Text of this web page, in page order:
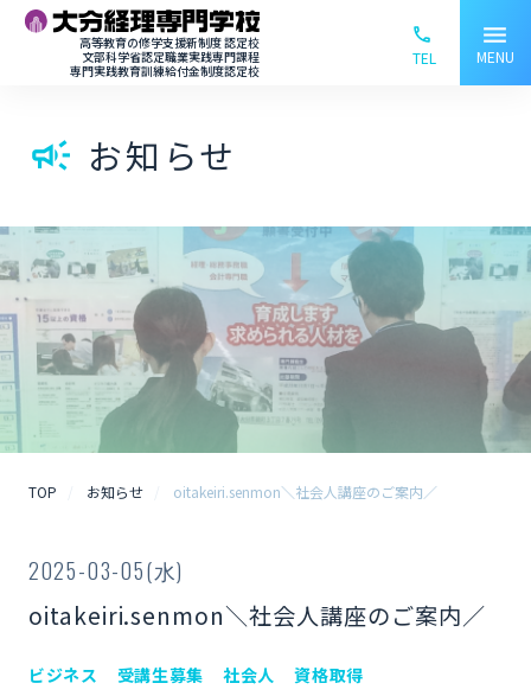
高等教育の修学支援新制度 認定校
文部科学省認定職業実践専門課程
専門実践教育訓練給付金制度認定校
TEL
menu
MENU
campaign お知らせ
TOP お知らせ oitakeiri.senmon＼社会人講座のご案内／
2025-03-05(水)
oitakeiri.senmon＼社会人講座のご案内／
ビジネス 受講生募集 社会人 資格取得